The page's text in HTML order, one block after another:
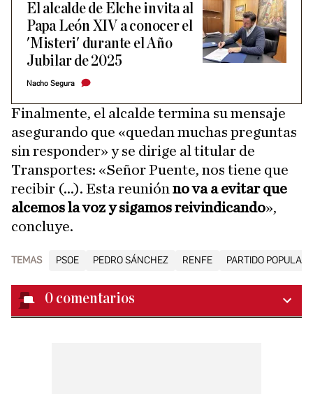
El alcalde de Elche invita al
Papa León XIV a conocer el
'Misteri' durante el Año
Jubilar de 2025
Nacho Segura
Finalmente, el alcalde termina su mensaje
asegurando que «quedan muchas preguntas
sin responder» y se dirige al titular de
Transportes: «Señor Puente, nos tiene que
recibir (...). Esta reunión no va a evitar que
alcemos la voz y sigamos reivindicando»,
concluye.
TEMAS PSOE PEDRO SÁNCHEZ RENFE PARTIDO POPULAR
0 comentarios